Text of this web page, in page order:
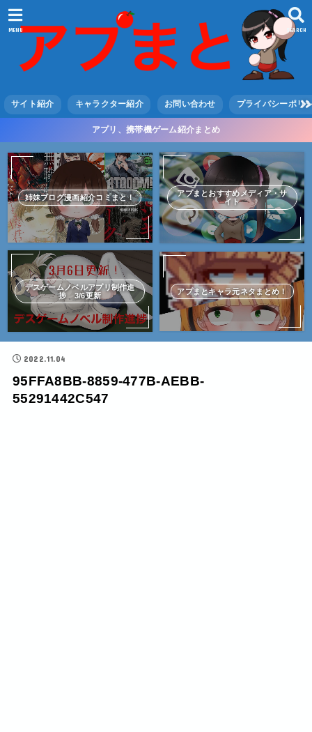
SEARCH
MENU
サイト紹介 キャラクター紹介 お問い合わせ プライバシーポリ
アプリ、携帯機ゲーム紹介まとめ
姉妹ブログ漫画紹介コミまと！
アプまとおすすめメディア・サ
イト
デスゲームノベルアプリ制作進
捗 3/6更新
アプまとキャラ元ネタまとめ！
2022.11.04
95FFA8BB-8859-477B-AEBB-
55291442C547